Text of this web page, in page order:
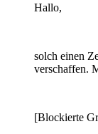
Hallo,
solch einen
verschaffen.
[Blockierte